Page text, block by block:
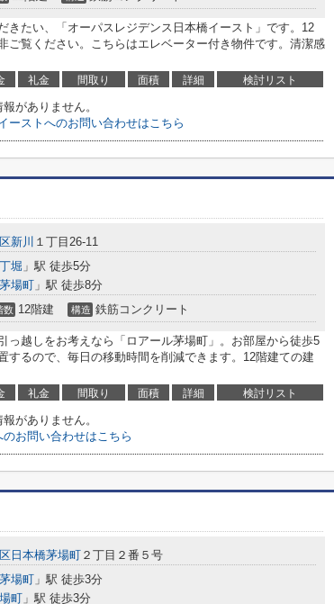
きたい、「オーパスレジデンス日本橋イースト」です。12
ご覧ください。こちらはエレベーター付き物件です。清潔感
礼金 間取り 面積 詳細 検討リスト
がありません。
ーストへのお問い合わせはこちら
新川 １丁目26-11
堀 」駅 徒歩5分
茅場町 」駅 徒歩8分
数 12階建 構造 鉄筋コンクリート
っ越しをお考えなら「ロアール茅場町」。お部屋から徒歩5
するので、毎日の移動時間を削減できます。12階建ての建
礼金 間取り 面積 詳細 検討リスト
がありません。
お問い合わせはこちら
日本橋茅場町 ２丁目２番５号
茅場町 」駅 徒歩3分
町 」駅 徒歩3分